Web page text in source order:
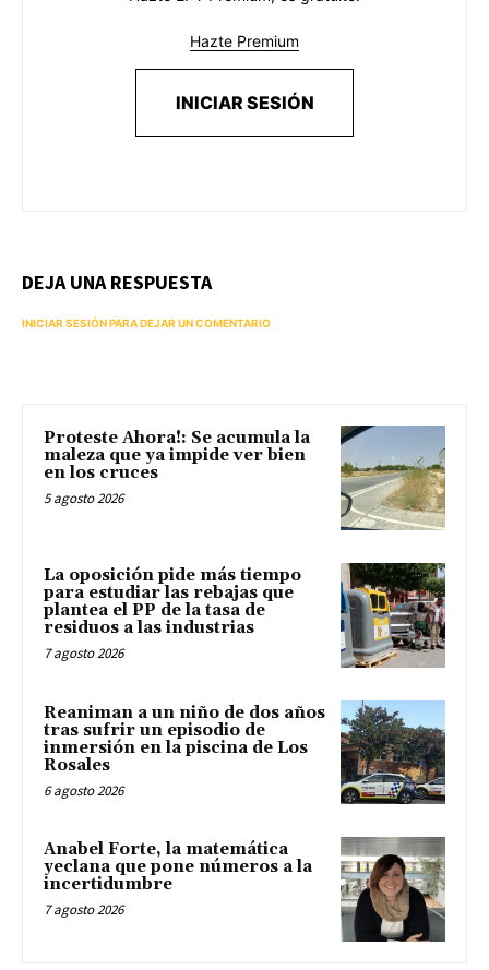
Hazte Premium
INICIAR SESIÓN
DEJA UNA RESPUESTA
INICIAR SESIÓN PARA DEJAR UN COMENTARIO
Proteste Ahora!: Se acumula la
maleza que ya impide ver bien
en los cruces
5 agosto 2026
La oposición pide más tiempo
para estudiar las rebajas que
plantea el PP de la tasa de
residuos a las industrias
7 agosto 2026
Reaniman a un niño de dos años
tras sufrir un episodio de
inmersión en la piscina de Los
Rosales
6 agosto 2026
Anabel Forte, la matemática
yeclana que pone números a la
incertidumbre
7 agosto 2026